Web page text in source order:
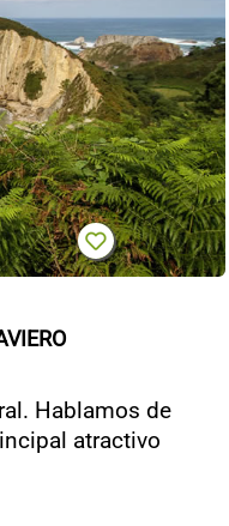
Hablamos de
atractivo